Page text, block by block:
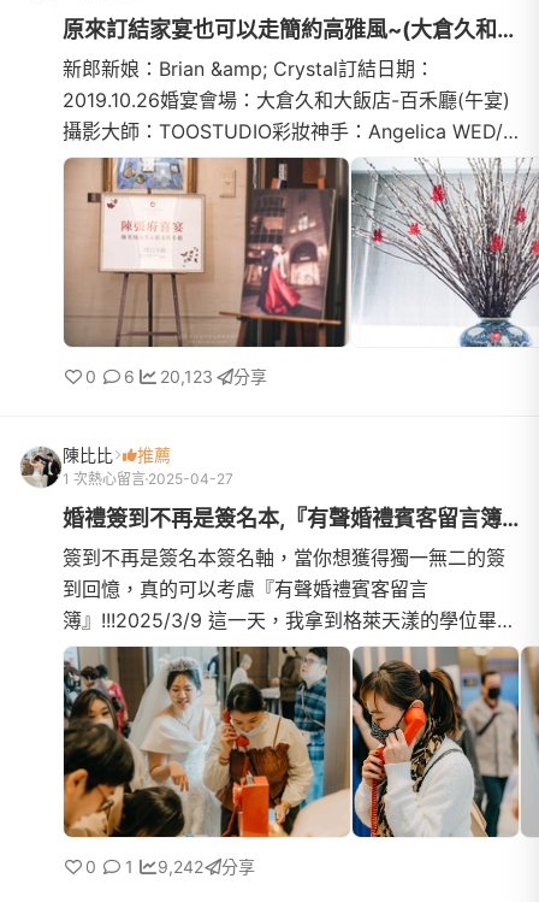
原來訂結家宴也可以走簡約高雅風~(大倉久和大飯店-百禾廳)
新郎新娘：Brian &amp; Crystal訂結日期：
2019.10.26婚宴會場：大倉久和大飯店-百禾廳(午宴)
攝影大師：TOOSTUDIO彩妝神手：Angelica WED/
Chihfee Makeup各位新人們還在為儀式或宴客形式苦
惱中，不知如何抉擇嗎? 在這與大家分享我們一手策
劃的家宴流程，或許你們也可以從中得到不少的巧思
呢：）和老公一開始就達成共識，兩人婚禮走簡約高
雅路線。不過結婚
0 6 20,123 分享
陳比比 推薦
1 次熱心留言 2025-04-27
婚禮簽到不再是簽名本,『有聲婚禮賓客留言簿』初體驗!
簽到不再是簽名本簽名軸，當你想獲得獨一無二的簽
到回憶，真的可以考慮『有聲婚禮賓客留言
簿』!!!2025/3/9 這一天，我拿到格萊天漾的學位畢業
了，漫長的新娘科終於修完學分。在朋友之中算較晚
結婚的我，參與過N場婚...
0 1 9,242 分享